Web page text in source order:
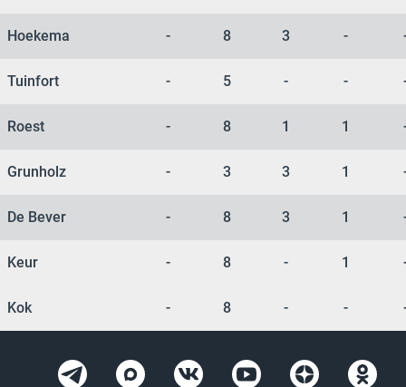
Hoekema - 8 3 -
Tuinfort - 5 - -
Roest - 8 1 1
Grunholz - 3 3 1
De Bever - 8 3 1
Keur - 8 - 1
Kok - 8 - -